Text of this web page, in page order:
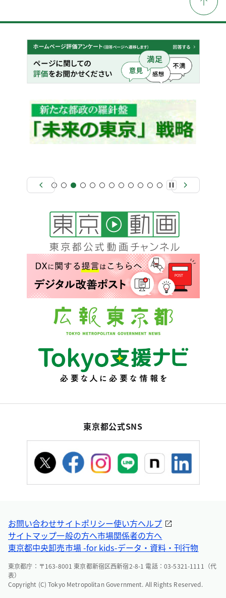
東京都公式SNS
お問い合わせサイトポリシー使い方ヘルプ
サイトマップ一般の方へ市場関係者の方へ
東京都中央卸売市場 -for kids-データ・資料・刊行物
東京都庁：〒163-8001 東京都新宿区西新宿2-8-1 電話：03-5321-1111（代
表）
Copyright (C) Tokyo Metropolitan Government. All Rights Reserved.